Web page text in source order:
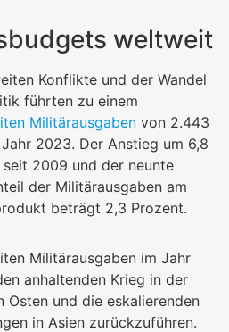
weltweit
Konflikte und der Wandel
führten zu einem
Militärausgaben von 2.443
2023. Der Anstieg um 6,8
2009 und der neunte
der Militärausgaben am
beträgt 2,3 Prozent.
Militärausgaben im Jahr
anhaltenden Krieg in der
Osten und die eskalierenden
in Asien zurückzuführen.